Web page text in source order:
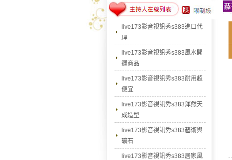
live173影音視訊秀s383進口代
理
live173影音視訊秀s383風水開
運商品
live173影音視訊秀s383耐用超
便宜
live173影音視訊秀s383渾然天
成造型
live173影音視訊秀s383藝術與
礦石
live173影音視訊秀s383居家風